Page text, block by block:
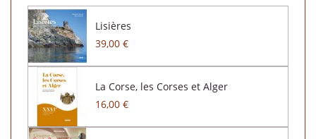
Lisières
39,00 €
La Corse, les Corses et Alger
16,00 €